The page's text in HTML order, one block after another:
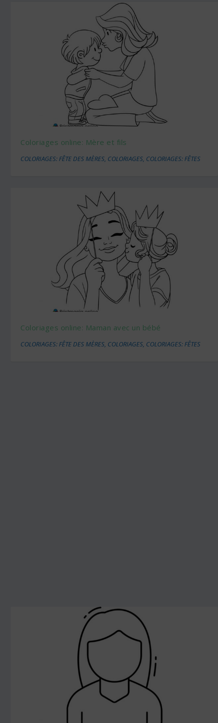
Coloriages online: Mère et fils
COLORIAGES: FÊTE DES MÈRES COLORIAGES COLORIAGES: FÊTES
Coloriages online: Maman avec un bébé
COLORIAGES: FÊTE DES MÈRES, COLORIAGES, COLORIAGES: FÊTES